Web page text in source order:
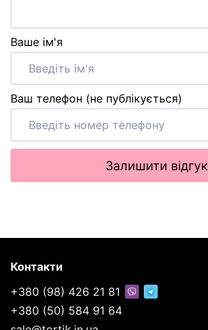
Ваше ім'я
Ваш телефон (не публікується)
Залишити відгук
Контакти
+380 (98) 426 21 81
+380 (50) 584 91 64